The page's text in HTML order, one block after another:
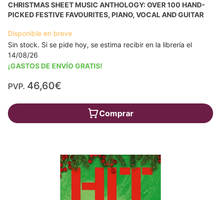
CHRISTMAS SHEET MUSIC ANTHOLOGY: OVER 100 HAND-
PICKED FESTIVE FAVOURITES, PIANO, VOCAL AND GUITAR
Disponible en breve
Sin stock. Si se pide hoy, se estima recibir en la librería el
14/08/26
¡GASTOS DE ENVÍO GRATIS!
PVP. 46,60€
Comprar